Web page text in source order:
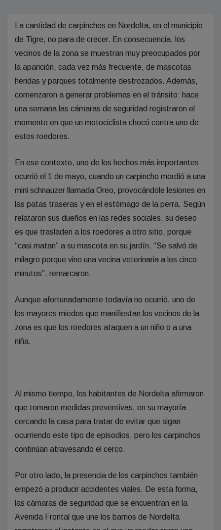
La cantidad de carpinchos en Nordelta, en el municipio
de Tigre, no para de crecer. En consecuencia, los
vecinos de la zona se muestran muy preocupados por
la aparición, cada vez más frecuente, de mascotas
heridas y parques totalmente destrozados. Además,
comenzaron a generar problemas en el tránsito: hace
una semana las cámaras de seguridad registraron el
momento en que un motociclista chocó contra uno de
estos roedores.
En ese contexto, uno de los hechos más importantes
ocurrió el 1 de mayo, cuando un carpincho mordió a una
mini schnauzer llamada Oreo, provocándole lesiones en
las patas traseras y en el estómago de la perra. Según
relataron sus dueños en las redes sociales, su deseo
es que trasladen a los roedores a otro sitio, porque
“casi matan” a su mascota en su jardín. “Se salvó de
milagro porque vino una vecina veterinaria a los cinco
minutos”, remarcaron.
Aunque afortunadamente todavía no ocurrió, uno de
los mayores miedos que manifiestan los vecinos de la
zona es que los roedores ataquen a un niño o a una
niña.
Al mismo tiempo, los habitantes de Nordelta afirmaron
que tomaron medidas preventivas, en su mayoría
cercando la casa para tratar de evitar que sigan
ocurriendo este tipo de episodios, pero los carpinchos
continúan atravesando el cerco.
Por otro lado, la presencia de los carpinchos también
empezó a producir accidentes viales. De esta forma,
las cámaras de seguridad que se encuentran en la
Avenida Frontal que une los barrios de Nordelta